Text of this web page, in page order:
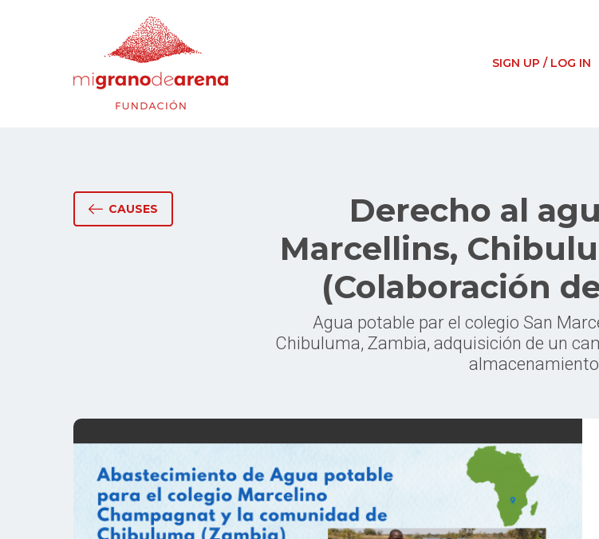
SIGN UP / LOG IN
CAUSES
Derecho al
Marcellins,
(Colaboración
Agua potable par el colegio San
Chibuluma, Zambia, adquisición de un